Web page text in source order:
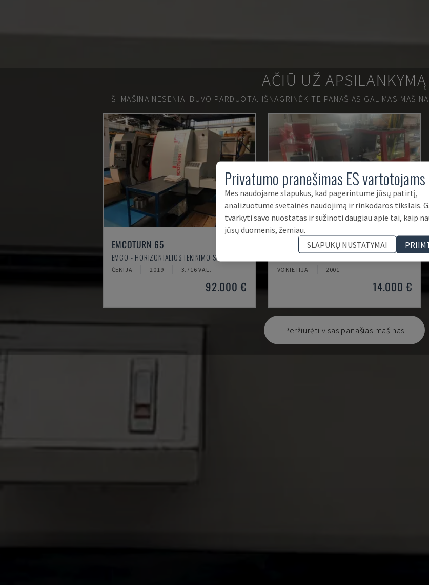
AČIŪ UŽ APSILANKYMĄ
ŠI MAŠINA NESENIAI BUVO PARDUOTA. IŠNAGRINĖKITE PANAŠIAS GALIMAS
EMCOTURN 65
EMCO - HORIZONTALIOS TEKINIMO STAKLĖS
ČEKIJA 2019 3.716 VAL.
92.000 €
EMCOMAT 200X1000
VOKIETIJA 2001
14.000 €
Peržiūrėti visas panašias mašinas
Privatumo pranešimas ES vartotojams
Mes naudojame slapukus, kad pagerintume jūsų patirtį,
analizuotume svetainės naudojimą ir rinkodaros tikslais.
tvarkyti savo nuostatas ir sužinoti daugiau apie tai, kaip
jūsų duomenis, žemiau.
SLAPUKŲ NUSTATYMAI